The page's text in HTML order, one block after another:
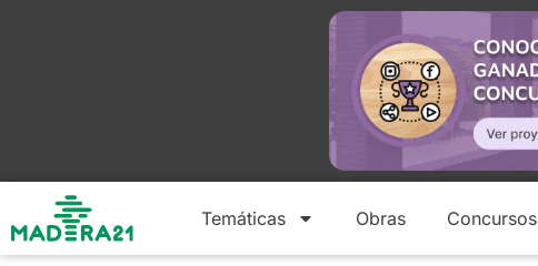
Temáticas Obras Concursos